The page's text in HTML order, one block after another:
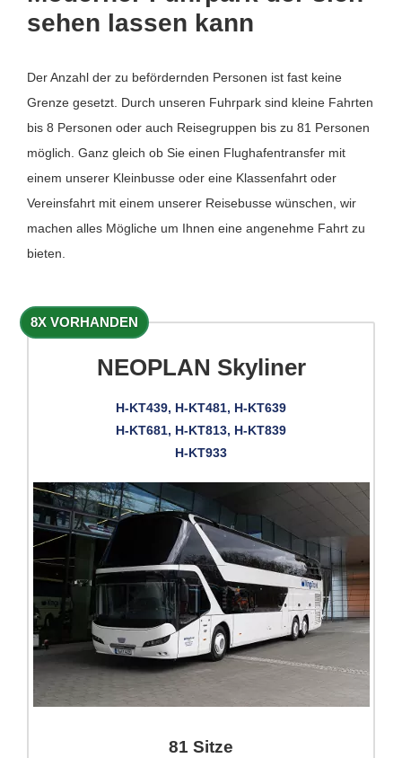
sehen lassen kann
Der Anzahl der zu befördernden Personen ist fast keine
Grenze gesetzt. Durch unseren Fuhrpark sind kleine Fahrten
bis 8 Personen oder auch Reisegruppen bis zu 81 Personen
möglich. Ganz gleich ob Sie einen Flughafentransfer mit
einem unserer Kleinbusse oder eine Klassenfahrt oder
Vereinsfahrt mit einem unserer Reisebusse wünschen, wir
machen alles Mögliche um Ihnen eine angenehme Fahrt zu
bieten.
8X VORHANDEN
NEOPLAN Skyliner
H-KT439, H-KT481, H-KT639
H-KT681, H-KT813, H-KT839
H-KT933
81 Sitze